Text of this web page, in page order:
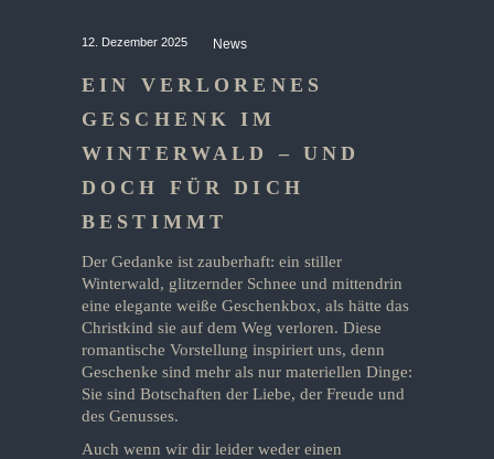
12. Dezember 2025 News
EIN VERLORENES
GESCHENK IM
WINTERWALD – UND
DOCH FÜR DICH
BESTIMMT
Der Gedanke ist zauberhaft: ein stiller
Winterwald, glitzernder Schnee und mittendrin
eine elegante weiße Geschenkbox, als hätte das
Christkind sie auf dem Weg verloren. Diese
romantische Vorstellung inspiriert uns, denn
Geschenke sind mehr als nur materiellen Dinge:
Sie sind Botschaften der Liebe, der Freude und
des Genusses.
Auch wenn wir dir leider weder einen